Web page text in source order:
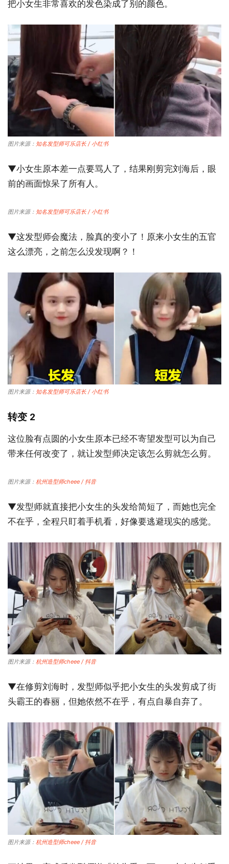
把小女生非常喜欢的发色染成了别的颜色。
图片来源： 知名发型师可乐店长 / 小红书
▼小女生原本差一点要骂人了，结果刚剪完刘海后，眼
前的画面惊呆了所有人。
图片来源： 知名发型师可乐店长 / 小红书
▼这发型师会魔法，脸真的变小了！原来小女生的五官
这么漂亮，之前怎么没发现啊？！
图片来源： 知名发型师可乐店长 / 小红书
转变 2
这位脸有点圆的小女生原本已经不寄望发型可以为自己
带来任何改变了，就让发型师决定该怎么剪就怎么剪。
图片来源： 杭州造型师cheee / 抖音
▼发型师就直接把小女生的头发给简短了，而她也完全
不在乎，全程只盯着手机看，好像要逃避现实的感觉。
图片来源： 杭州造型师cheee / 抖音
▼在修剪刘海时，发型师似乎把小女生的头发剪成了街
头霸王的春丽，但她依然不在乎，有点自暴自弃了。
图片来源： 杭州造型师cheee / 抖音